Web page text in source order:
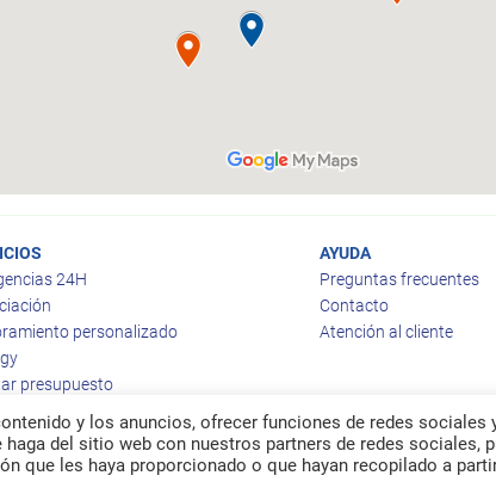
24H
personalizado
presupuesto
AYUDA
Preguntas frecuentes
Contacto
Atención al cliente
y los anuncios, ofrecer funciones de redes sociales
del sitio web con nuestros partners de redes sociales,
que les haya proporcionado o que hayan recopilado a